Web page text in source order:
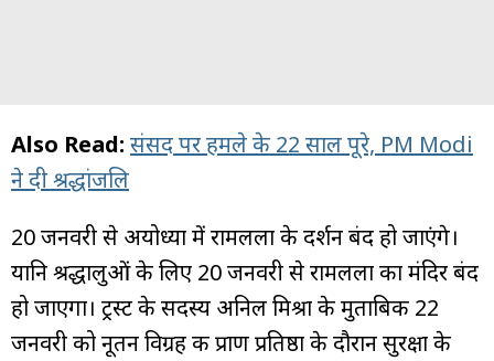
Also Read: संसद पर हमले के 22 साल पूरे, PM Modi
ने दी श्रद्धांजलि
20 जनवरी से अयोध्या में रामलला के दर्शन बंद हो जाएंगे।
यानि श्रद्धालुओं के लिए 20 जनवरी से रामलला का मंदिर बंद
हो जाएगा। ट्रस्ट के सदस्य अनिल मिश्रा के मुताबिक 22
जनवरी को नूतन विग्रह की प्राण प्रतिष्ठा के दौरान सुरक्षा के